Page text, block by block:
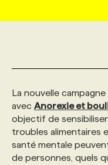
AFFAIRES
INITIATIVES
PRIX ET
WEB &
MARKETING
GEO/SEO
INFOLETTRE
ANNONCEZ
CONSULTER
PROFIL
FAQ
VOIR LES
PROFIL
FAQ
ANNONCEZ
NOS
NOS
FORMATIONS
CHASSE DE TÊTE
SERVICE DE
NOS TARIFS
La nouvelle campagne
avec Anorexie et
objectif de
troubles alimentaires
santé mentale
de personnes, quels